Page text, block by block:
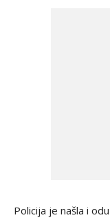
Policija je našla i